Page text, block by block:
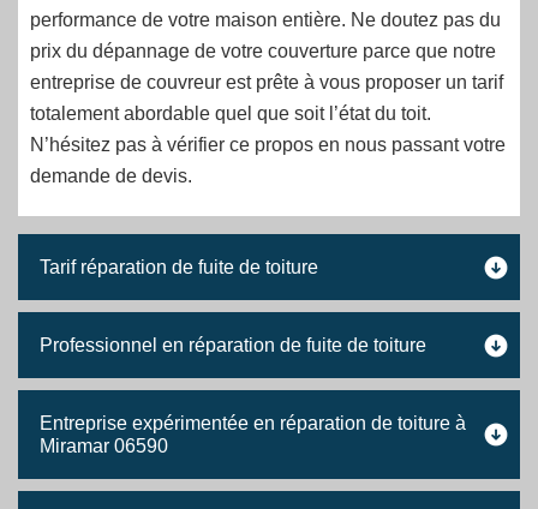
performance de votre maison entière. Ne doutez pas du
prix du dépannage de votre couverture parce que notre
entreprise de couvreur est prête à vous proposer un tarif
totalement abordable quel que soit l’état du toit.
N’hésitez pas à vérifier ce propos en nous passant votre
demande de devis.
Tarif réparation de fuite de toiture
Professionnel en réparation de fuite de toiture
Entreprise expérimentée en réparation de toiture à
Miramar 06590